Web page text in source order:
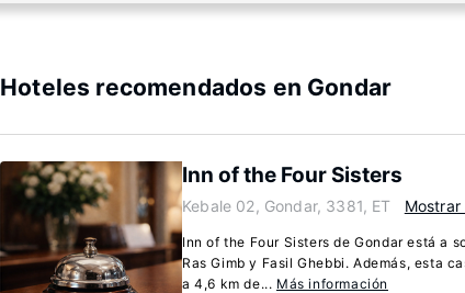
Hoteles recomendados en Gondar
Inn of the Four Sisters
Kebale 02, Gondar, 3381, ET Mostrar
Inn of the Four Sisters de Gondar está a
Ras Gimb y Fasil Ghebbi. Además, esta
a 4,6 km de... Más información